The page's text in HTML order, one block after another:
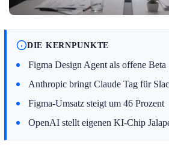
DIE KERNPUNKTE
Figma Design Agent als offene Beta
Anthropic bringt Claude Tag für
Figma-Umsatz steigt um 46 Prozent
OpenAI stellt eigenen KI-Chip